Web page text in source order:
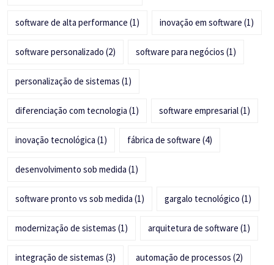
software de alta performance (1) inovação em software (1)
software personalizado (2) software para negócios (1)
personalização de sistemas (1)
diferenciação com tecnologia (1) software empresarial(1)
inovação tecnológica (1) fábrica de software (4)
desenvolvimento sob medida (1)
software pronto vs sob medida (1) gargalo tecnológico (1)
modernização de sistemas (1) arquitetura de software (1)
integração de sistemas (3) automação de processos (2)